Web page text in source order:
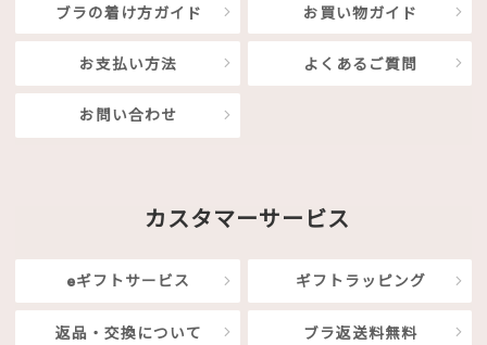
ブラの着け方ガイド お買い物ガイド
お支払い方法 よくあるご質問
お問い合わせ
カスタマーサービス
eギフトサービス ギフトラッピング
返品・交換について ブラ返送料無料